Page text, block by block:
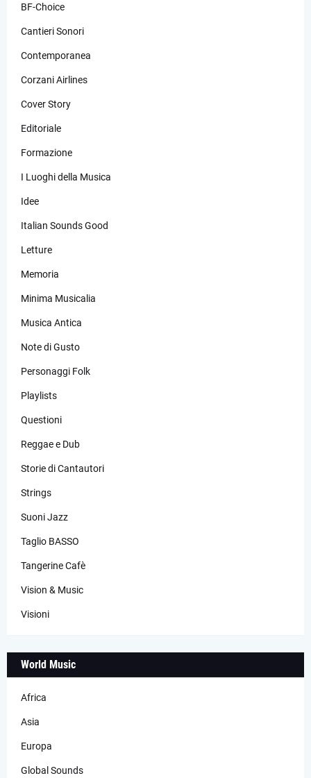
BF-Choice
Cantieri Sonori
Contemporanea
Corzani Airlines
Cover Story
Editoriale
Formazione
I Luoghi della Musica
Idee
Italian Sounds Good
Letture
Memoria
Minima Musicalia
Musica Antica
Note di Gusto
Personaggi Folk
Playlists
Questioni
Reggae e Dub
Storie di Cantautori
Strings
Suoni Jazz
Taglio BASSO
Tangerine Cafè
Vision & Music
Visioni
World Music
Africa
Asia
Europa
Global Sounds